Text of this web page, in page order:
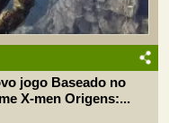
jogo Baseado no
X-men Origens:...